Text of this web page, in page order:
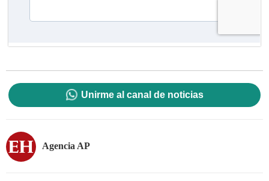
Unirme al canal de noticias
Agencia AP